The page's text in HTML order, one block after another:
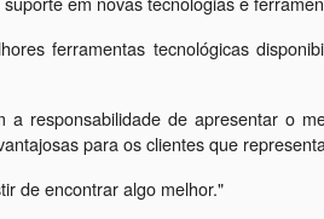
ferramentas tecnológicas
responsabilidade de apresentar o
para os clientes que
de encontrar algo melhor."